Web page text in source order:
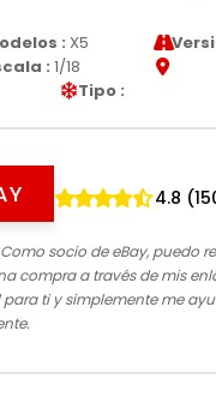
: X5
: 1/18
Tipo :
4.8
socio de eBay, puedo
compra a través de mis
ti y simplemente me